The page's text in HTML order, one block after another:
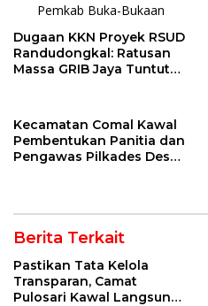
Dugaan KKN Proyek RSUD
Randudongkal: Ratusan
Massa GRIB Jaya Tuntut
Kecamatan Comal Kawal
Pembentukan Panitia dan
Pengawas Pilkades Desa
Berita Terkait
Pastikan Tata Kelola
Transparan, Camat
Pulosari Kawal Langsung